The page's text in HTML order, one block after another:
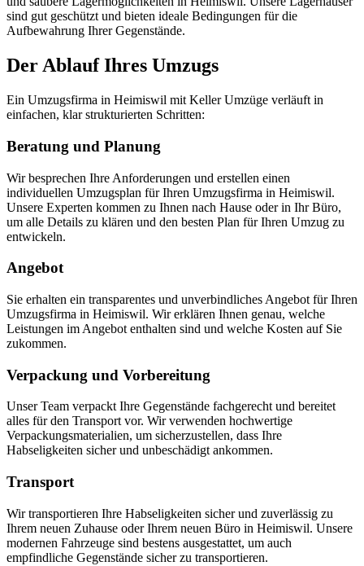
sind gut geschützt und bieten ideale Bedingungen für die
Aufbewahrung Ihrer Gegenstände.
Der Ablauf Ihres Umzugs
Ein Umzugsfirma in Heimiswil mit Keller Umzüge verläuft in
einfachen, klar strukturierten Schritten:
Beratung und Planung
Wir besprechen Ihre Anforderungen und erstellen einen
individuellen Umzugsplan für Ihren Umzugsfirma in Heimiswil.
Unsere Experten kommen zu Ihnen nach Hause oder in Ihr Büro,
um alle Details zu klären und den besten Plan für Ihren Umzug zu
entwickeln.
Angebot
Sie erhalten ein transparentes und unverbindliches Angebot für Ihren
Umzugsfirma in Heimiswil. Wir erklären Ihnen genau, welche
Leistungen im Angebot enthalten sind und welche Kosten auf Sie
zukommen.
Verpackung und Vorbereitung
Unser Team verpackt Ihre Gegenstände fachgerecht und bereitet
alles für den Transport vor. Wir verwenden hochwertige
Verpackungsmaterialien, um sicherzustellen, dass Ihre
Habseligkeiten sicher und unbeschädigt ankommen.
Transport
Wir transportieren Ihre Habseligkeiten sicher und zuverlässig zu
Ihrem neuen Zuhause oder Ihrem neuen Büro in Heimiswil. Unsere
modernen Fahrzeuge sind bestens ausgestattet, um auch
empfindliche Gegenstände sicher zu transportieren.